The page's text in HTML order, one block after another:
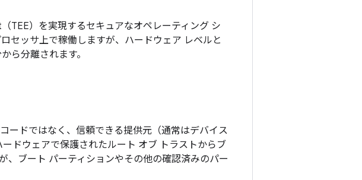
TEE）を実現するセキュアなオペレーティング シ
セッサ上で稼働しますが、ハードウェア レベルと
ら分離されます。
ードではなく、信頼できる提供元（通常はデバイス
ドウェアで保護されたルート オブ トラストからブ
、ブート パーティションやその他の確認済みのパー